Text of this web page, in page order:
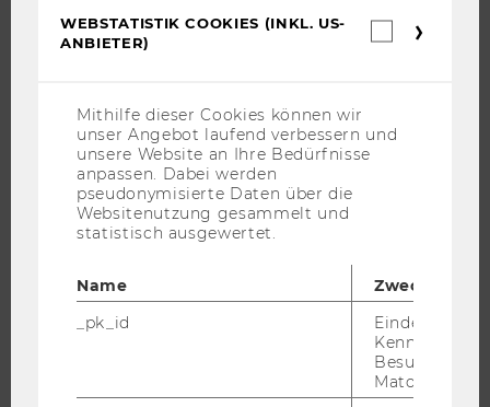
INFORMATIONEN FÜR STUDIERENDE
STUDENT CLUBS
FORSCHUNG
FORSCHENDE
IMPACT DER FORSCHUNG
FORSCHUNGSINFRASTRUKTUR
WEBSTATISTIK COOKIES (INKL. US-
ANBIETER)
Mithilfe dieser Cookies können wir
unser Angebot laufend verbessern und
unsere Website an Ihre Bedürfnisse
anpassen. Dabei werden
pseudonymisierte Daten über die
Websitenutzung gesammelt und
statistisch ausgewertet.
Name
Zweck
_pk_id
Eindeutige
Besuchers
Matomo.